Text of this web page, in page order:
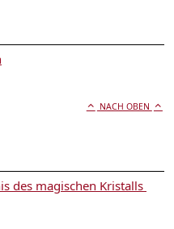
NACH OBEN
des magischen Kristalls